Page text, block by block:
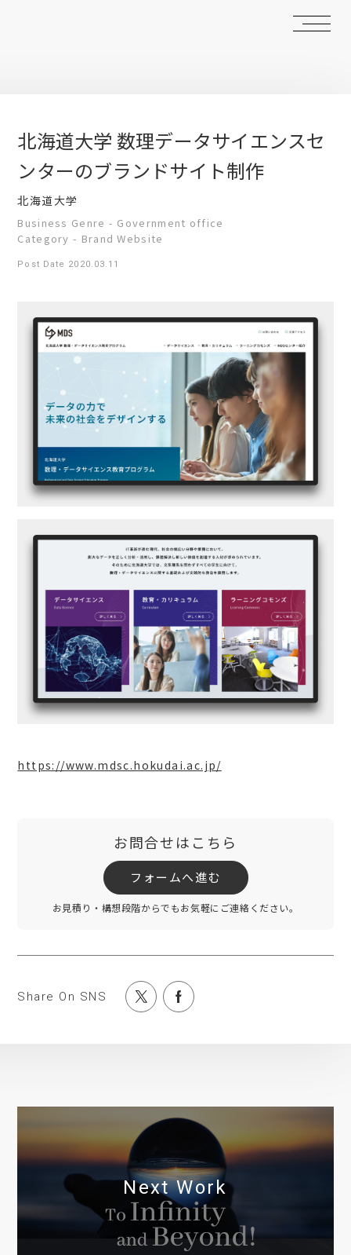
北海道大学 数理データサイエンスセ
ンターのブランドサイト制作
北海道大学
Business Genre - Government office
Category - Brand Website
Post Date 2020.03.11
https://www.mdsc.hokudai.ac.jp/
お問合せはこちら
フォームへ進む
お見積り・構想段階からでもお気軽にご連絡ください。
Share On SNS
Next Work